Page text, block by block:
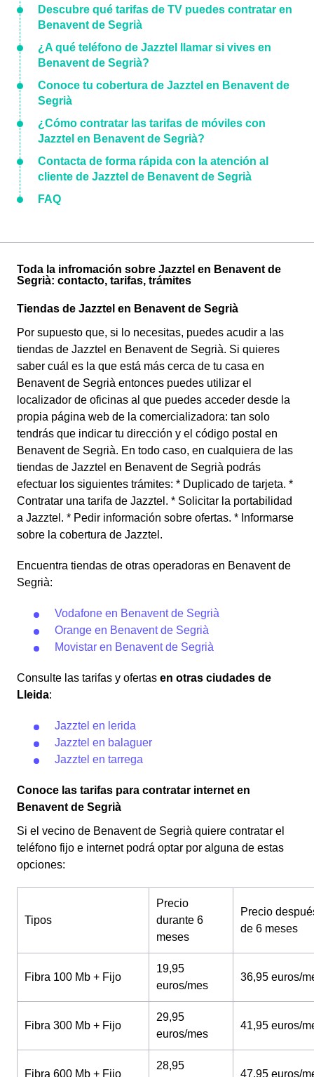
Descubre qué tarifas de TV puedes contratar en
Benavent de Segrià
¿A qué teléfono de Jazztel llamar si vives en
Benavent de Segrià?
Conoce tu cobertura de Jazztel en Benavent de
Segrià
¿Cómo contratar las tarifas de móviles con
Jazztel en Benavent de Segrià?
Contacta de forma rápida con la atención al
cliente de Jazztel de Benavent de Segrià
FAQ
Toda la infromación sobre Jazztel en Benavent de
Segrià: contacto, tarifas, trámites
Tiendas de Jazztel en Benavent de Segrià
Por supuesto que, si lo necesitas, puedes acudir a las
tiendas de Jazztel en Benavent de Segrià. Si quieres
saber cuál es la que está más cerca de tu casa en
Benavent de Segrià entonces puedes utilizar el
localizador de oficinas al que puedes acceder desde la
propia página web de la comercializadora: tan solo
tendrás que indicar tu dirección y el código postal en
Benavent de Segrià. En todo caso, en cualquiera de las
tiendas de Jazztel en Benavent de Segrià podrás
efectuar los siguientes trámites: * Duplicado de tarjeta. *
Contratar una tarifa de Jazztel. * Solicitar la portabilidad
a Jazztel. * Pedir información sobre ofertas. * Informarse
sobre la cobertura de Jazztel.
Encuentra tiendas de otras operadoras en Benavent de
Segrià:
Vodafone en Benavent de Segrià
Orange en Benavent de Segrià
Movistar en Benavent de Segrià
Consulte las tarifas y ofertas en otras ciudades de
Lleida:
Jazztel en lerida
Jazztel en balaguer
Jazztel en tarrega
Conoce las tarifas para contratar internet en
Benavent de Segrià
Si el vecino de Benavent de Segrià quiere contratar el
teléfono fijo e internet podrá optar por alguna de estas
opciones:
Tipos
Precio
durante 6
meses
Precio
de 6 meses
Fibra 100 Mb + Fijo
19,95
euros/mes
36,95 euros/
Fibra 300 Mb + Fijo
29,95
euros/mes
41,95 euros/
Fibra 600 Mb + Fijo
28,95
47,95 euros/